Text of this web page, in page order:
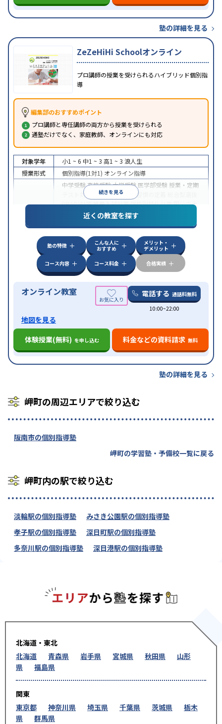
塾の詳細を見る
ZeZeHiHi Schoolオンライン
プロ講師の授業を受けられるハイブリッド個別指
導
編集部のおすすめポイント
プロ講師と専任講師の両方から授業を受けられる
通塾だけでなく、家庭教師、オンラインにも対応
続きを見る
対象学年 小1 ~ 6 中1 ~ 3 高1 ~ 3 浪人生
授業形式
個別指導(1対1) オンライン指導
中学受験高校受験大学受験 医学部受験 授業・定期
テスト対策
内申点対策 学習習慣の定着
(旧AO)対策推薦入試対策学校別特化対策国公立大
私大対策共通テスト対策
英語・英会話特化
特徴
中高一貫校生に対応授業の振替可能 不登校生に対
オンライン対応 1科目から受講可能季節講習の
みの受講可
自習室あり
近くの教室を探す
塾の特徴
こんな人に
おすすめ
メリット・
デメリット
コース内容
コース料金 合格実績
オンライン教室 電話する 通話料無料
10:00~22:00
地図を見る
体験授業(無料) を申し込む 料金などの資料請求 無料
塾の詳細を見る
岬町の周辺エリアで絞り込む
阪南市の個別指導塾
岬町の学習塾・予備校一覧に戻る
岬町内の駅で絞り込む
淡輪駅の個別指導塾
みさき公園駅の個別指導塾
孝子駅の個別指導塾
深日町駅の個別指導塾
多奈川駅の個別指導塾
深日港駅の個別指導塾
北海道・東北
北海道
青森県 岩手県 宮城県 秋田県
山形
県
福島県
関東
東京都
神奈川県 埼玉県 千葉県 茨城県
栃木
県
群馬県